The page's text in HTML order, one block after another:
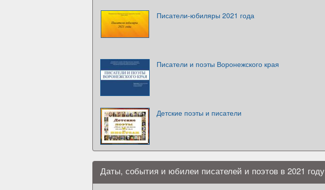
Писатели-юбиляры 2021 года
Писатели и поэты Воронежского края
Детские поэты и писатели
Даты, события и юбилеи писателей и поэтов в 2021 году